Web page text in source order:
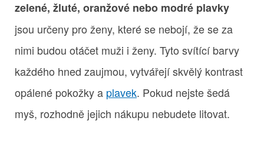
zelené, žluté, oranžové nebo modré plavky
jsou určeny pro ženy, které se nebojí, že se za
nimi budou otáčet muži i ženy. Tyto svítící barvy
každého hned zaujmou, vytvářejí skvělý kontrast
opálené pokožky a plavek. Pokud nejste šedá
myš, rozhodně jejich nákupu nebudete litovat.